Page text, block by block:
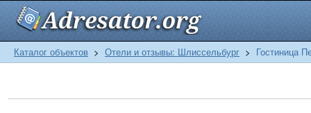
Каталог объектов > Отели и отзывы: Шлиссельбург > Гостиница